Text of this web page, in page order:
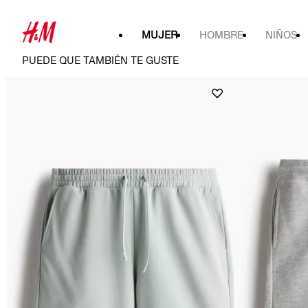
MUJER HOMBRE NIÑOS
PUEDE QUE TAMBIÉN TE GUSTE